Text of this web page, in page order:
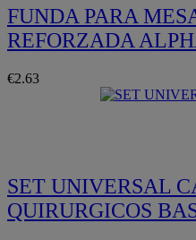
FUNDA PARA
REFORZADA
€2.63
SET UNIVERSAL
QUIRURGICOS